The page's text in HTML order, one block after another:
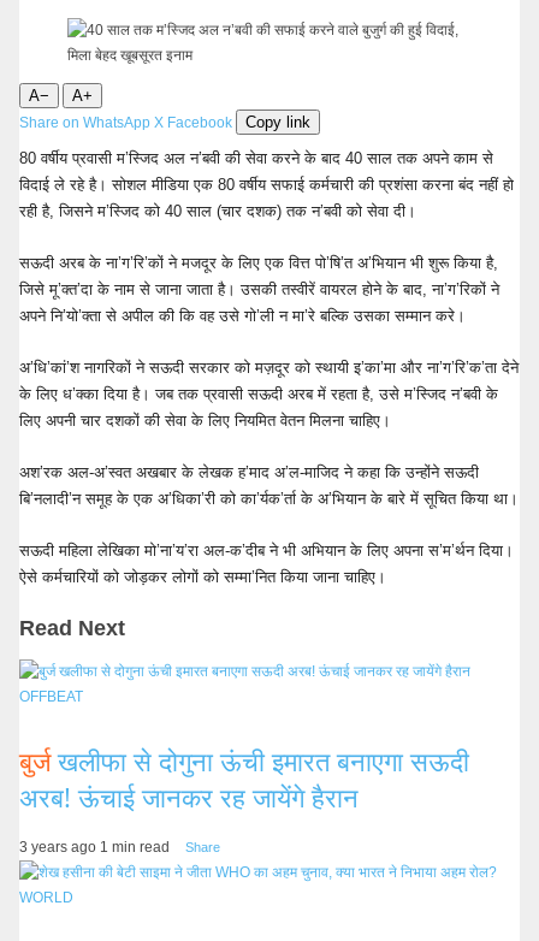
A− A+
Share on WhatsApp X Facebook
Copy link
80 वर्षीय प्रवासी म’स्जिद अल न’बवी की सेवा करने के बाद 40 साल तक अपने काम से
विदाई ले रहे है। सोशल मीडिया एक 80 वर्षीय सफाई कर्मचारी की प्रशंसा करना बंद नहीं हो
रही है, जिसने म’स्जिद को 40 साल (चार दशक) तक न’बवी को सेवा दी।
सऊदी अरब के ना’ग’रि’कों ने मजदूर के लिए एक वित्त पो’षि’त अ’भियान भी शुरू किया है,
जिसे मू’क्त’दा के नाम से जाना जाता है। उसकी तस्वीरें वायरल होने के बाद, ना’ग’रिकों ने
अपने नि’यो’क्ता से अपील की कि वह उसे गो’ली न मा’रे बल्कि उसका सम्मान करे।
अ’धि’कां’श नागरिकों ने सऊदी सरकार को मज़दूर को स्थायी इ’का’मा और ना’ग’रि’क’ता देने
के लिए ध’क्का दिया है। जब तक प्रवासी सऊदी अरब में रहता है, उसे म’स्जिद न’बवी के
लिए अपनी चार दशकों की सेवा के लिए नियमित वेतन मिलना चाहिए।
अश’रक अल-अ’स्वत अखबार के लेखक ह’माद अ’ल-माजिद ने कहा कि उन्होंने सऊदी
बि’नलादी’न समूह के एक अ’धिका’री को का’र्यक’र्ता के अ’भियान के बारे में सूचित किया था।
सऊदी महिला लेखिका मो’ना’य’रा अल-क’दीब ने भी अभियान के लिए अपना स’म’र्थन दिया।
ऐसे कर्मचारियों को जोड़कर लोगों को सम्मा’नित किया जाना चाहिए।
Read Next
OFFBEAT
बुर्जखलीफा से दोगुना ऊंची इमारत बनाएगा सऊदी
अरब! ऊंचाई जानकर रह जायेंगे हैरान
3 years ago 1 min read Share
WORLD